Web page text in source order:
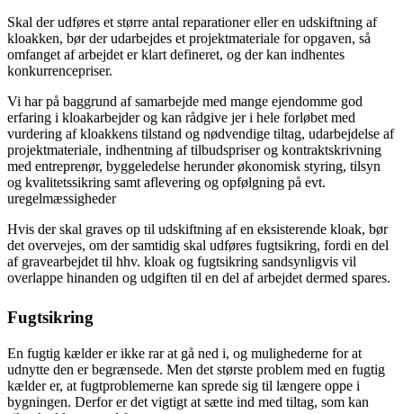
Skal der udføres et større antal reparationer eller en udskiftning af
kloakken, bør der udarbejdes et projektmateriale for opgaven, så
omfanget af arbejdet er klart defineret, og der kan indhentes
konkurrencepriser.
Vi har på baggrund af samarbejde med mange ejendomme god
erfaring i kloakarbejder og kan rådgive jer i hele forløbet med
vurdering af kloakkens tilstand og nødvendige tiltag, udarbejdelse af
projektmateriale, indhentning af tilbudspriser og kontraktskrivning
med entreprenør, byggeledelse herunder økonomisk styring, tilsyn
og kvalitetssikring samt aflevering og opfølgning på evt.
uregelmæssigheder
Hvis der skal graves op til udskiftning af en eksisterende kloak, bør
det overvejes, om der samtidig skal udføres fugtsikring, fordi en del
af gravearbejdet til hhv. kloak og fugtsikring sandsynligvis vil
overlappe hinanden og udgiften til en del af arbejdet dermed spares.
Fugtsikring
En fugtig kælder er ikke rar at gå ned i, og mulighederne for at
udnytte den er begrænsede. Men det største problem med en fugtig
kælder er, at fugtproblemerne kan sprede sig til længere oppe i
bygningen. Derfor er det vigtigt at sætte ind med tiltag, som kan